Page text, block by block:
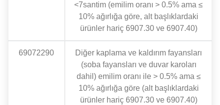
<7santim (emilim oranı > 0.5% ama ≤
10% ağırlığa göre, alt başlıklardaki
ürünler hariç 6907.30 ve 6907.40)
69072290
Diğer kaplama ve kaldırım fayansları
(soba fayansları ve duvar karoları
dahil) emilim oranı ile > 0.5% ama ≤
10% ağırlığa göre (alt başlıklardaki
ürünler hariç 6907.30 ve 6907.40)